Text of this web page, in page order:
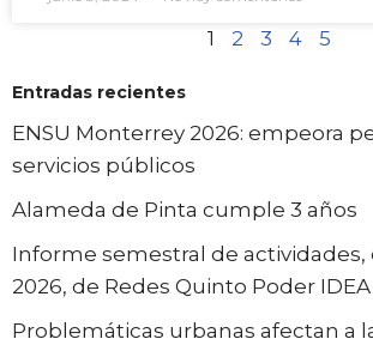
1 2 3 4 5
Entradas recientes
ENSU Monterrey 2026: empeora
servicios públicos
Alameda de Pinta cumple 3 años
Informe semestral de actividades,
2026, de Redes Quinto Poder IDEA
Problemáticas urbanas afectan a